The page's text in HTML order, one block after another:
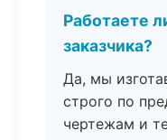
Работаете
заказчика?
Да, мы
строго по
чертежам и